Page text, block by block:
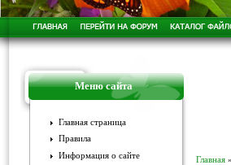
Меню сайта
Главная страница
Правила
Информация о сайте
Главная »